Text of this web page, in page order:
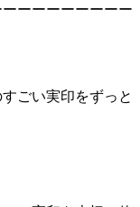
ーーーーーーーー
ごい実印をずっと